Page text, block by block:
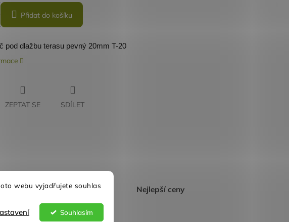
webu vyjadřujete souhlas
Souhlasím
Přidat do košíku
pod dlažbu terasu pevný 20mm T-20
ZEPTAT SE SDÍLET
přístup Nejlepší ceny